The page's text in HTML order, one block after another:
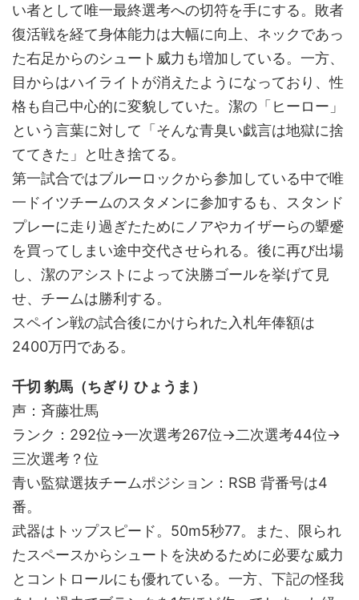
い者として唯一最終選考への切符を手にする。敗者
復活戦を経て身体能力は大幅に向上、ネックであっ
た右足からのシュート威力も増加している。一方、
目からはハイライトが消えたようになっており、性
格も自己中心的に変貌していた。潔の「ヒーロー」
という言葉に対して「そんな青臭い戯言は地獄に捨
ててきた」と吐き捨てる。
第一試合ではブルーロックから参加している中で唯
一ドイツチームのスタメンに参加するも、スタンド
プレーに走り過ぎたためにノアやカイザーらの顰蹙
を買ってしまい途中交代させられる。後に再び出場
し、潔のアシストによって決勝ゴールを挙げて見
せ、チームは勝利する。
スペイン戦の試合後にかけられた入札年俸額は
2400万円である。
千切 豹馬（ちぎり ひょうま）
声：斉藤壮馬
ランク：292位→一次選考267位→二次選考44位→
三次選考？位
青い監獄選抜チームポジション：RSB 背番号は4
番。
武器はトップスピード。50m5秒77。また、限られ
たスペースからシュートを決めるために必要な威力
とコントロールにも優れている。一方、下記の怪我